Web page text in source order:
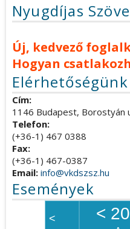
Nyugdíjas
Új, kedvező
Hogyan
Elérhetőségünk
Cím:
1146 Budapest, Borostyán
Telefon:
(+36-1) 467 0388
Fax:
(+36-1) 467-0387
Email: info@vkdszsz.hu
Események
< <